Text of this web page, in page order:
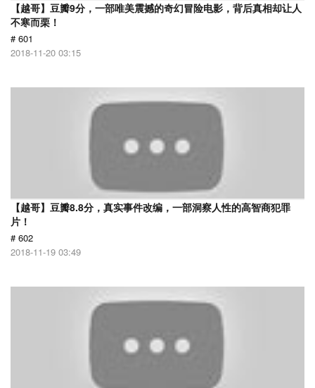
【越哥】豆瓣9分，一部唯美震撼的奇幻冒险电影，背后真相却让人
不寒而栗！
# 601
2018-11-20 03:15
【越哥】豆瓣8.8分，真实事件改编，一部洞察人性的高智商犯罪
片！
# 602
2018-11-19 03:49